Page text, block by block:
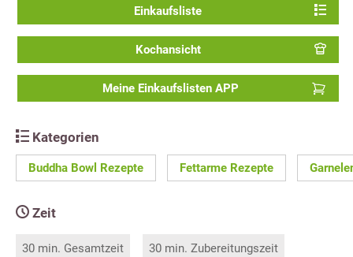
Einkaufsliste
Kochansicht
Meine Einkaufslisten APP
Kategorien
Buddha Bowl Rezepte Fettarme Rezepte
Zeit
30 min. Gesamtzeit 30 min. Zubereitungszeit